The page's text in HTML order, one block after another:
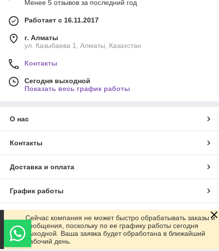
Менее 5 отзывов за последний год
Работает с 16.11.2017
г. Алматы
ул. Казыбаева 1, Алматы, Казахстан
Контакты
Сегодня выходной
Показать весь график работы
О нас
Контакты
Доставка и оплата
График работы
Полная версия сайта
Сайт создан на маркетплейсе Satu.kz
Сейчас компания не может быстро обрабатывать заказы и
сообщения, поскольку по ее графику работы сегодня
выходной. Ваша заявка будет обработана в ближайший
рабочий день.